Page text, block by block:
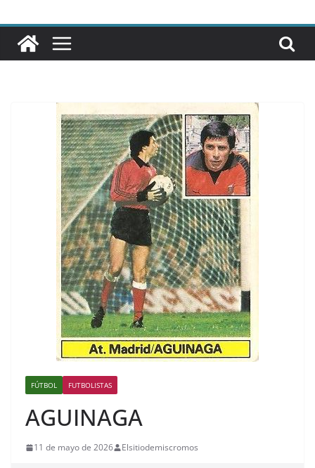
FÚTBOL FUTBOLISTAS
AGUINAGA
11 de mayo de 2026 Elsitiodemiscromos